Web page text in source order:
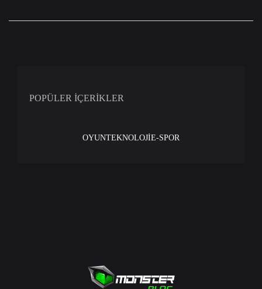
POPÜLER İÇERİKLER
OYUNTEKNOLOJİE-SPOR